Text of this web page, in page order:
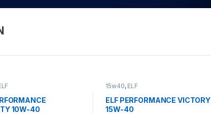
10W-40
15w40, ELF
ELF PERFORMANCE VICTORY
15W-40